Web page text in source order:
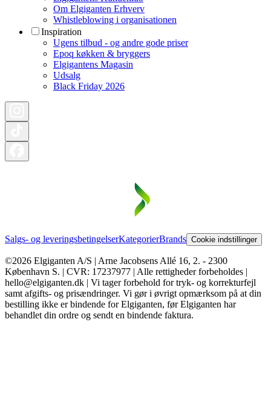
Om Elgiganten Erhverv
Whistleblowing i organisationen
Inspiration
Ugens tilbud - og andre gode priser
Epoq køkken & bryggers
Elgigantens Magasin
Udsalg
Black Friday 2026
Salgs- og leveringsbetingelserKategorierBrands Cookie indstillinger
©2026 Elgiganten A/S | Arne Jacobsens Allé 16, 2. - 2300
København S. | CVR: 17237977 | Alle rettigheder forbeholdes |
hello@elgiganten.dk | Vi tager forbehold for tryk- og korrekturfejl
samt afgifts- og prisændringer. Vi gør i øvrigt opmærksom på at din
bestilling ikke er bindende for Elgiganten, før Elgiganten har
behandlet din ordre og sendt en bindende faktura.